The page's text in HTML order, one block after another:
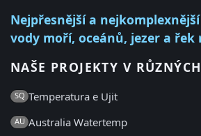
Nejpřesnější a
vody moří, oceánů, jezer a
NAŠE PROJEKTY V
SQ Temperatura e Ujit
AU Australia Watertemp